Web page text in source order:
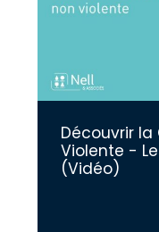
Découvrir
Violente -
(Vidéo)